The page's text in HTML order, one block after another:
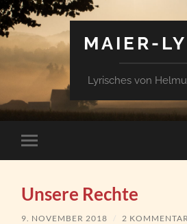
MAIER-
Lyrisches von
Mobile-
Menü
Unsere Rechte
9. NOVEMBER 2018 / 2